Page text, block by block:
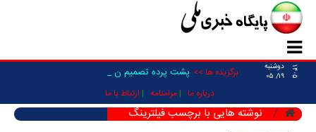
۱۴۰۵
دوشنبه
۱۹/ ۰۵
برگزیده ها >> پشت پرده تصمیم ناگه_
درباره ما مرامنامه ارتباط با ما
نوشته هایی با برچسب فیلترینگ